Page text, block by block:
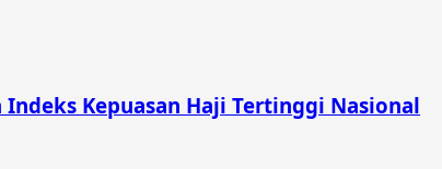
Kepuasan Haji Tertinggi Nasional